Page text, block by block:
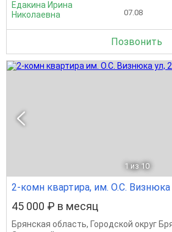
Едакина Ирина
Николаевна
07.08
Позвонить
1 из 10
2-комн квартира, им. О.С. Визнюка
45 000 ₽ в месяц
Брянская область, Городской округ